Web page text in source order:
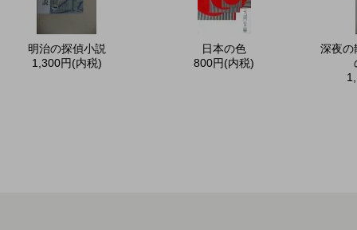
明治の探偵小説
1,300円(内税)
日本の色
800円(内税)
深夜